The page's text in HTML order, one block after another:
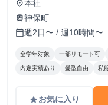
place本社
train神保町
calendar_today週2日〜 / 週10時間〜
全学年対象 一部リモート可
内定実績あり 髪型自由 私
gradeお気に入り